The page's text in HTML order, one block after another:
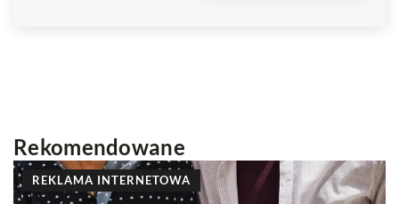
Rekomendowane
INNE